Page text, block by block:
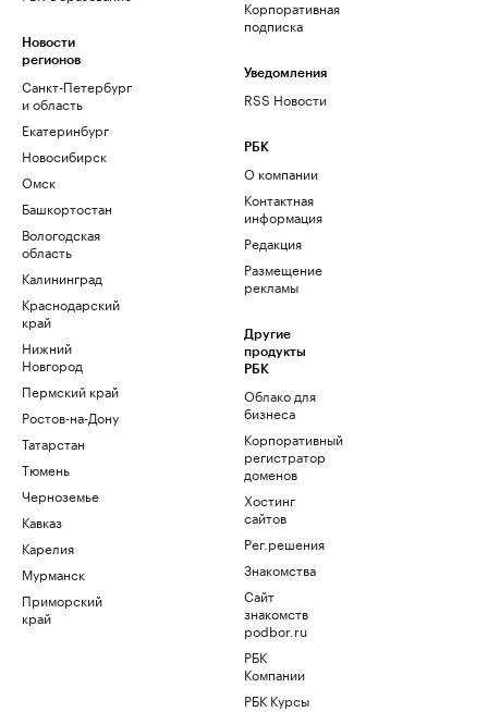
Новости
регионов
Санкт-Петербург
и область
Екатеринбург
Новосибирск
Омск
Башкортостан
Вологодская
область
Калининград
Краснодарский
край
Нижний
Новгород
Пермский край
Ростов-на-Дону
Татарстан
Тюмень
Черноземье
Кавказ
Карелия
Мурманск
Приморский
край
Корпоративная
подписка
Уведомления
RSS Новости
РБК
О компании
Контактная
информация
Редакция
Размещение
рекламы
Другие
продукты
РБК
Облако для
бизнеса
Корпоративный
регистратор
доменов
Хостинг
сайтов
Рег.решения
Знакомства
Сайт
знакомств
podbor.ru
РБК
Компании
РБК Курсы